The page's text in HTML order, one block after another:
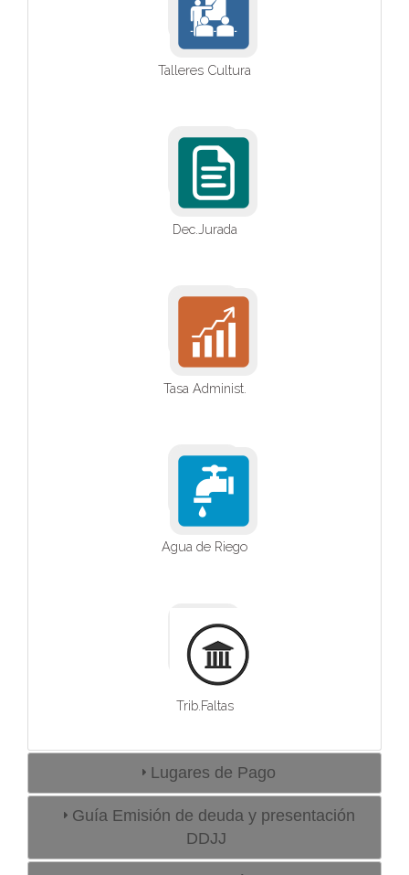
Talleres Cultura
Dec.Jurada
Tasa Administ.
Agua de Riego
Trib.Faltas
Lugares de Pago
Guía Emisión de deuda y presentación
DDJJ